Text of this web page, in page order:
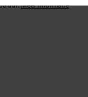
uur.Meer informatie